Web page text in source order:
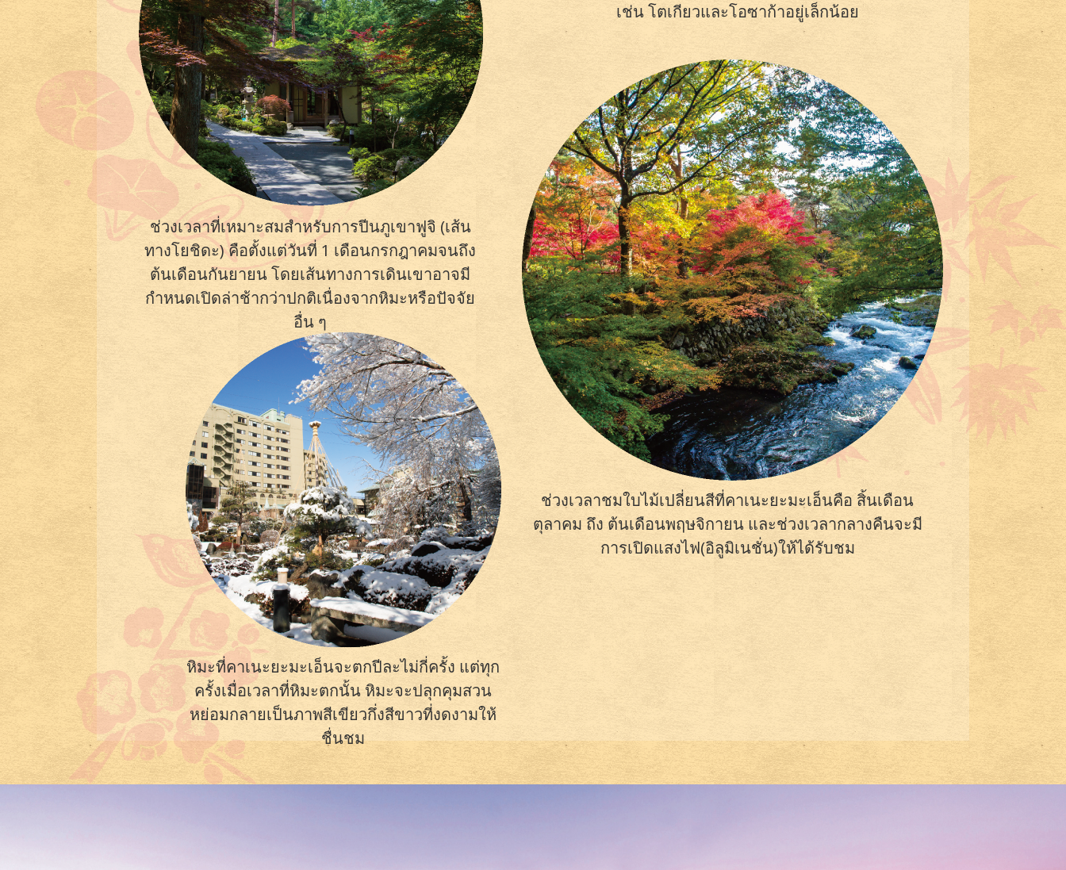
เช่น โตเกียวและโอซาก้าอยู่เล็กน้อย
ช่วงเวลาที่เหมาะสมสำหรับการปีนภูเขาฟูจิ (เส้น
ทางโยชิดะ) คือตั้งแต่วันที่ 1 เดือนกรกฎาคมจนถึง
ต้นเดือนกันยายน โดยเส้นทางการเดินเขาอาจมี
กำหนดเปิดล่าช้ากว่าปกติเนื่องจากหิมะหรือปัจจัย
อื่น ๆ
ช่วงเวลาชมใบไม้เปลี่ยนสีที่คาเนะยะมะเอ็นคือ สิ้นเดือน
ตุลาคม ถึง ต้นเดือนพฤษจิกายน และช่วงเวลากลางคืนจะมี
การเปิดแสงไฟ(อิลูมิเนชั่น)ให้ได้รับชม
หิมะที่คาเนะยะมะเอ็นจะตกปีละไม่กี่ครั้ง แต่ทุก
ครั้งเมื่อเวลาที่หิมะตกนั้น หิมะจะปลุกคุมสวน
หย่อมกลายเป็นภาพสีเขียวกึ่งสีขาวที่งดงามให้
ชื่นชม